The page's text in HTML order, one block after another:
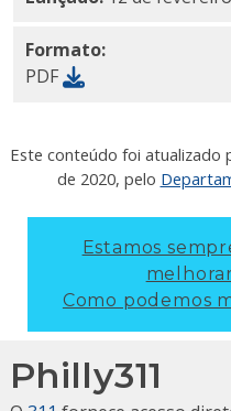
Formato:
PDF
Este conteúdo foi atualizado
de 2020, pelo
Estamos
Como podemos
Philly311